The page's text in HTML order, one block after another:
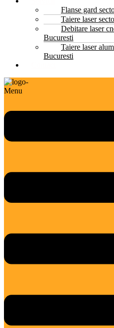
Flanse gard
Taiere laser
Debitare laser
Bucuresti
Taiere laser
Bucuresti
Menu